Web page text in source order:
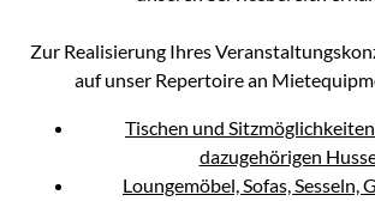
Zur Realisierung Ihres
auf unser Repertoire an
Tischen und
dazugehörigen
Loungemöbel, Sofas, Sesseln,